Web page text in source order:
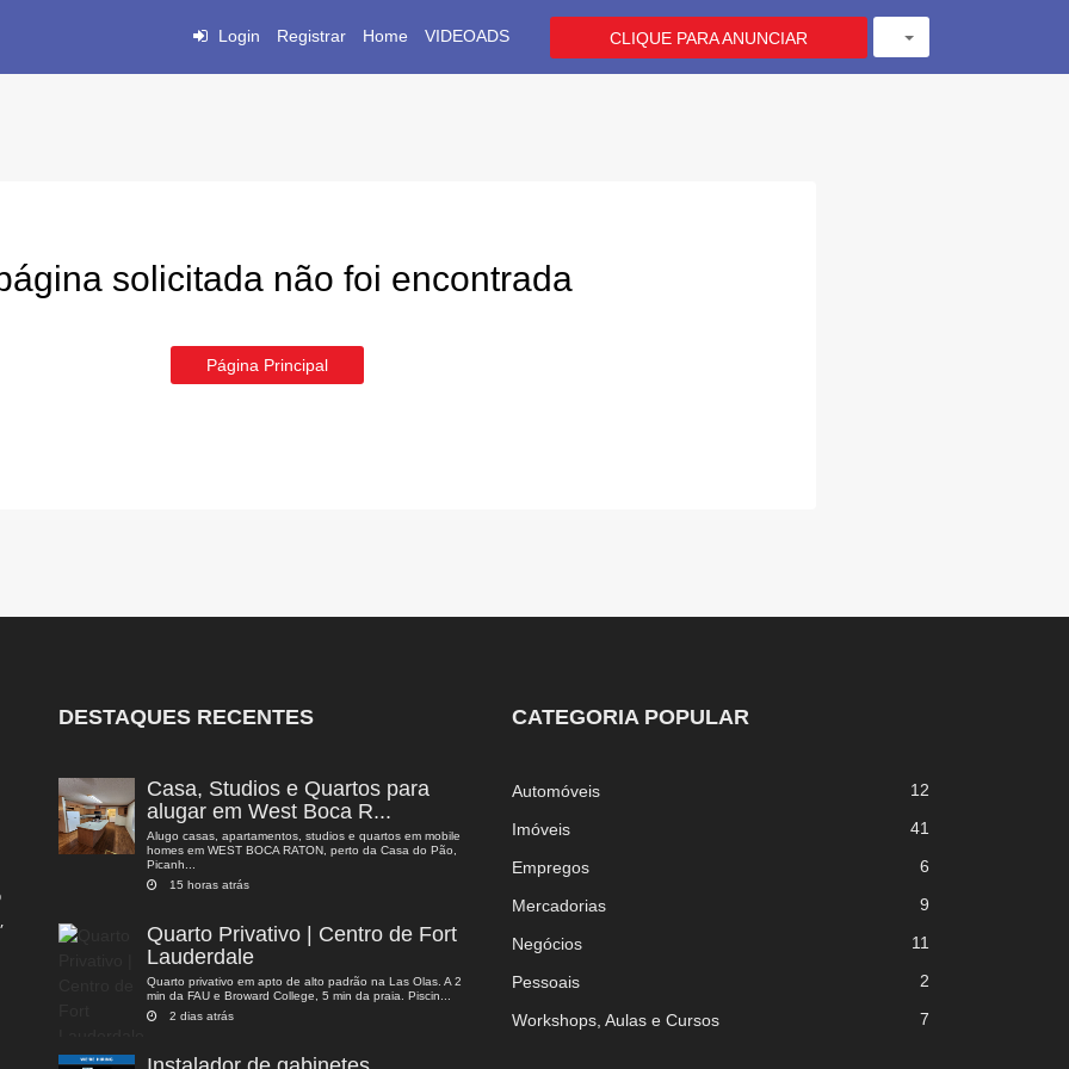
Login Registrar Home VIDEOADS CLIQUE PARA ANUNCIAR
solicitada não foi encontrada
Página Principal
DESTAQUES RECENTES
Casa, Studios e Quartos para
alugar em West Boca R...
Alugo casas, apartamentos, studios e quartos em mobile
homes em WEST BOCA RATON, perto da Casa do Pão,
Picanh...
15 horas atrás
Quarto Privativo | Centro de Fort
Lauderdale
Quarto privativo em apto de alto padrão na Las Olas. A 2
min da FAU e Broward College, 5 min da praia. Piscin...
2 dias atrás
CATEGORIA POPULAR
Automóveis 12
Imóveis 41
Empregos 6
Mercadorias 9
Negócios 11
Pessoais 2
Workshops, Aulas e Cursos 7